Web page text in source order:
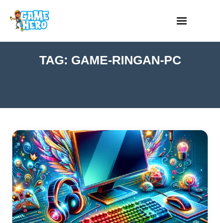
content
TAG: GAME-RINGAN-PC